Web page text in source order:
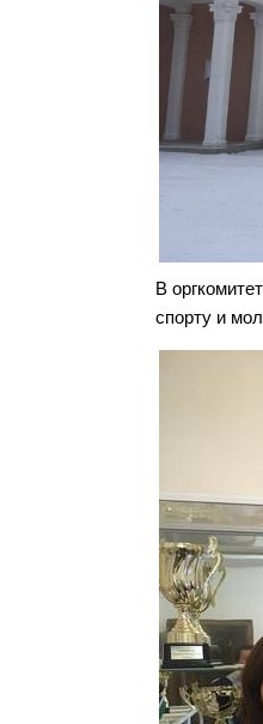
В
спорту и